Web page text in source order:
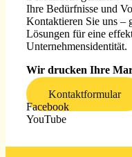
Ihre Bedürfnisse und
Kontaktieren Sie uns –
Lösungen für eine
Unternehmensidentität.
Wir drucken Ihre
Kontaktformular
Facebook
YouTube